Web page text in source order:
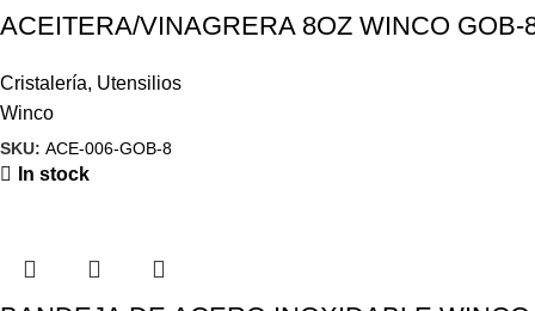
ACEITERA/VINAGRERA 8OZ WINCO GOB-
Cristalería, Utensilios
Winco
SKU: ACE-006-GOB-8
In stock